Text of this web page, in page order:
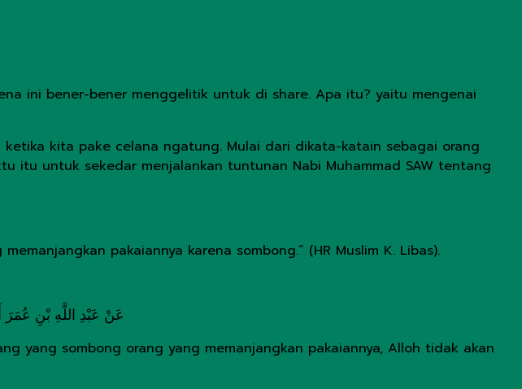
ini bener-bener menggelitik untuk di share. Apa itu? yaitu mengenai
kita pake celana ngatung. Mulai dari dikata-katain sebagai orang
itu untuk sekedar menjalankan tuntunan Nabi Muhammad SAW tentang
pakaiannya karena sombong.” (HR Muslim K. Libas).
عَنْ عَبْدِ اللَّهِ بْنِ عُمَرَ
yang sombong orang yang memanjangkan pakaiannya, Alloh tidak akan